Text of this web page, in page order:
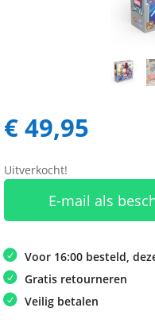
€49,95
Uitverkocht!
E-mail als
Voor 16:00 besteld,
Gratis retourneren
Veilig betalen